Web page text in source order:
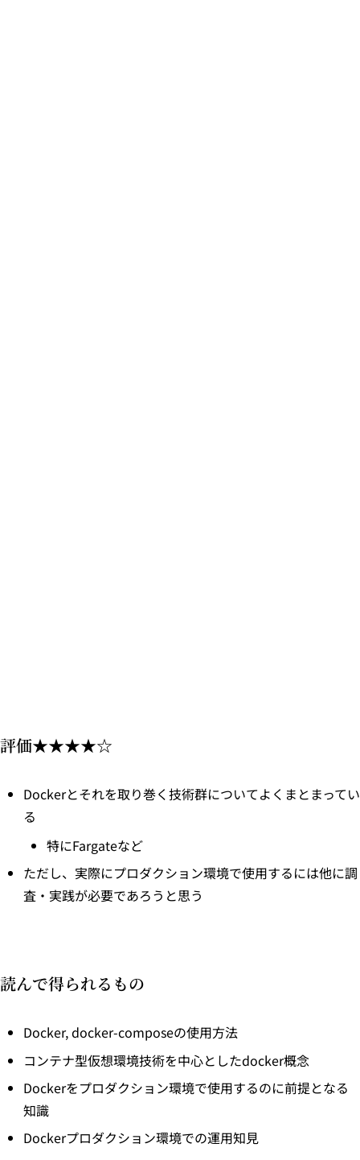
評価★★★★☆
Dockerとそれを取り巻く技術群についてよくまとまってい
る
特にFargateなど
ただし、実際にプロダクション環境で使用するには他に調
査・実践が必要であろうと思う
読んで得られるもの
Docker, docker-composeの使用方法
コンテナ型仮想環境技術を中心としたdocker概念
Dockerをプロダクション環境で使用するのに前提となる
知識
Dockerプロダクション環境での運用知見